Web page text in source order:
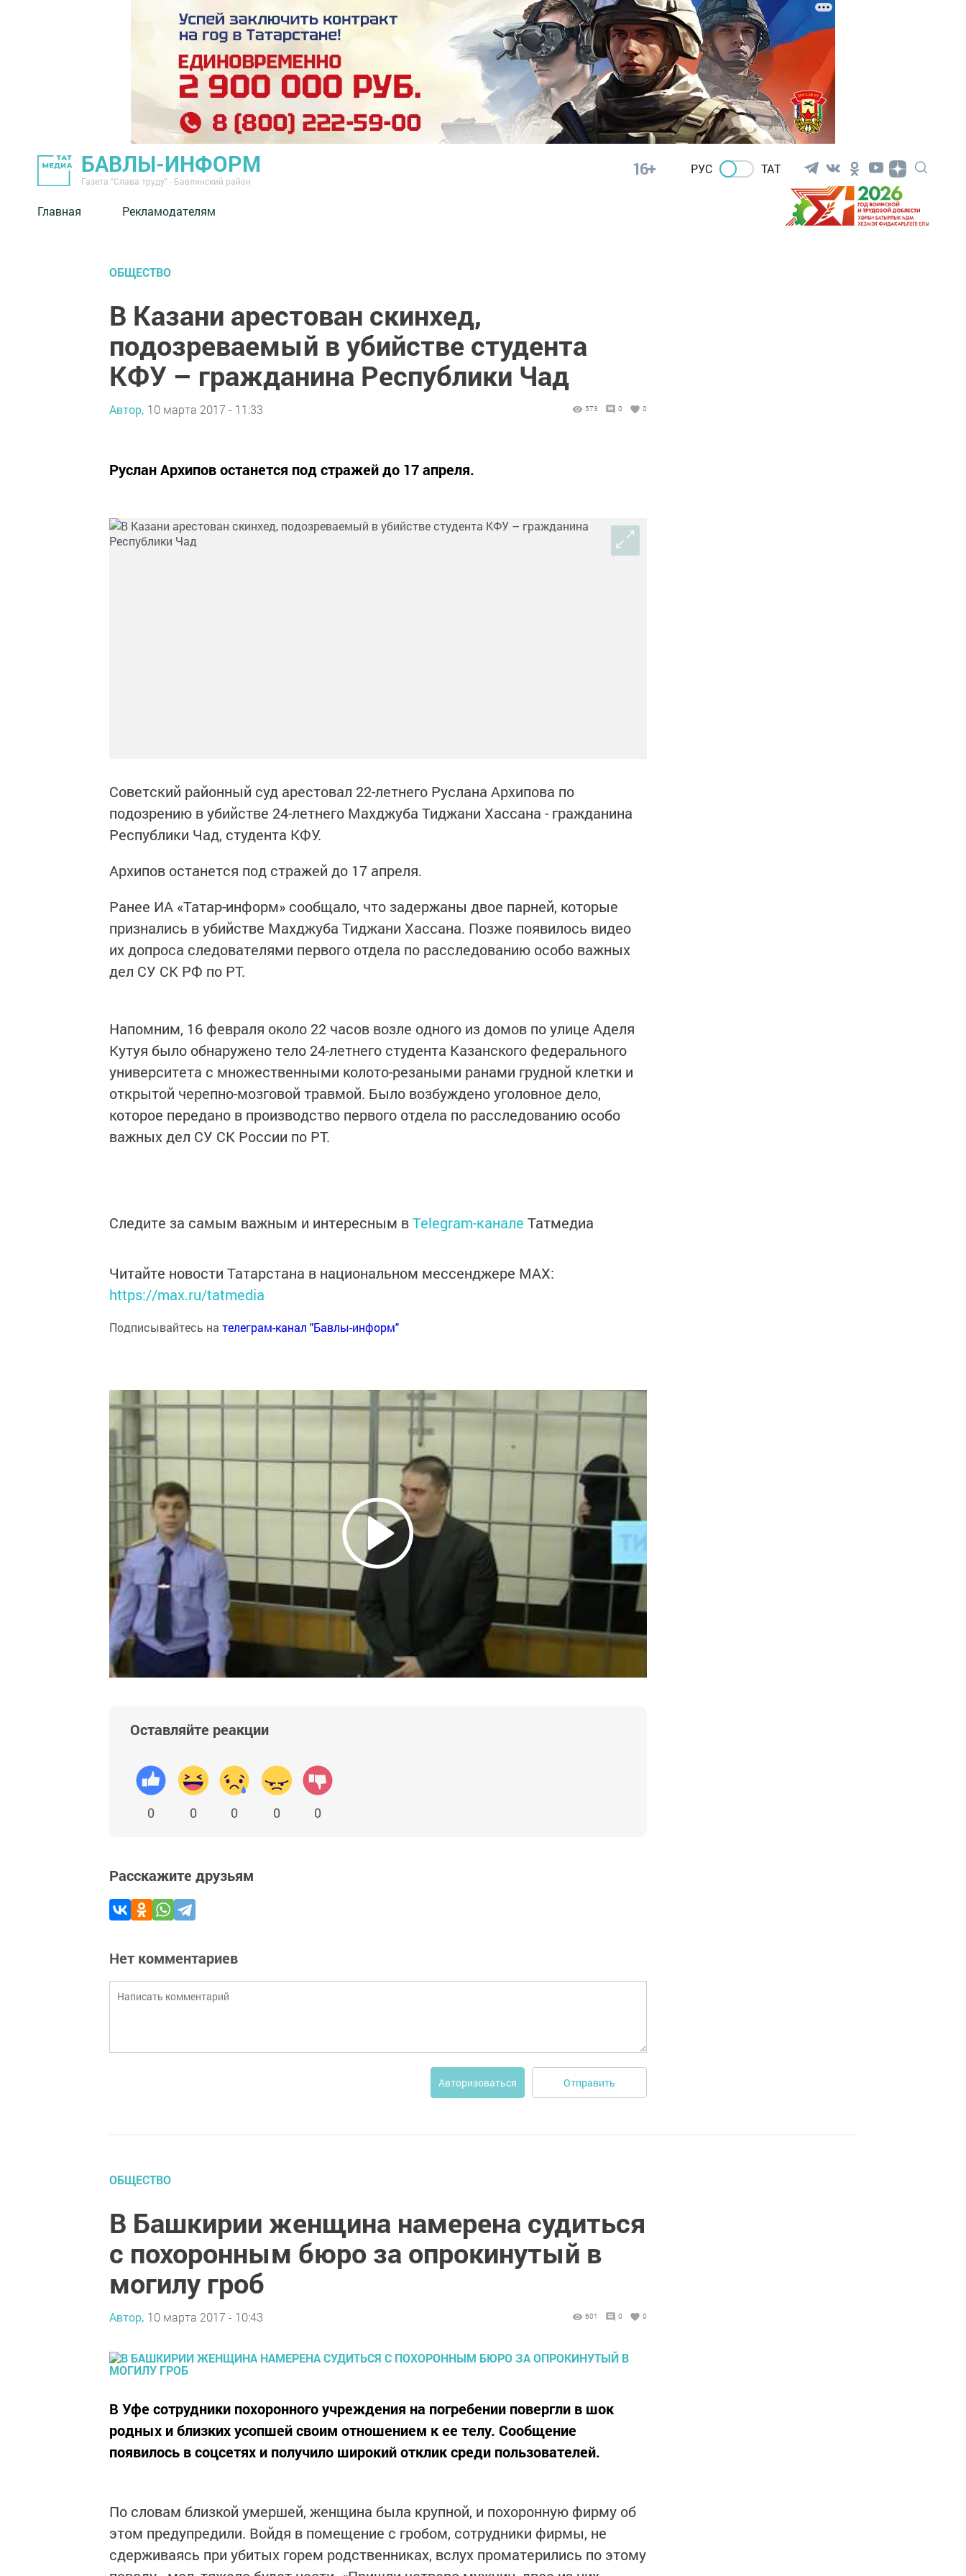
БАВЛЫ-ИНФОРМ
Газета "Слава труду" - Бавлинский район
16+ РУС ТАТ
Главная Рекламодателям
ОБЩЕСТВО
В Казани арестован скинхед,
подозреваемый в убийстве студента
КФУ – гражданина Республики Чад
Автор, 10 марта 2017 - 11:33 573 0 0
Руслан Архипов останется под стражей до 17 апреля.
Советский районный суд арестовал 22-летнего Руслана Архипова по
подозрению в убийстве 24-летнего Махджуба Тиджани Хассана - гражданина
Республики Чад, студента КФУ.
Архипов останется под стражей до 17 апреля.
Ранее ИА «Татар-информ» сообщало, что задержаны двое парней, которые
признались в убийстве Махджуба Тиджани Хассана. Позже появилось видео
их допроса следователями первого отдела по расследованию особо важных
дел СУ СК РФ по РТ.
Напомним, 16 февраля около 22 часов возле одного из домов по улице Аделя
Кутуя было обнаружено тело 24-летнего студента Казанского федерального
университета с множественными колото-резаными ранами грудной клетки и
открытой черепно-мозговой травмой. Было возбуждено уголовное дело,
которое передано в производство первого отдела по расследованию особо
важных дел СУ СК России по РТ.
Следите за самым важным и интересным вTelegram-канале Татмедиа
Читайте новости Татарстана в национальном мессенджере MАХ:
https://max.ru/tatmedia
Подписывайтесь на телеграм-канал "Бавлы-информ"
Оставляйте реакции
0 0 0 0 0
Расскажите друзьям
Нет комментариев
Авторизоваться Отправить
ОБЩЕСТВО
В Башкирии женщина намерена судиться
с похоронным бюро за опрокинутый в
могилу гроб
Автор, 10 марта 2017 - 10:43 601 0 0
В Уфе сотрудники похоронного учреждения на погребении повергли в шок
родных и близких усопшей своим отношением к ее телу. Сообщение
появилось в соцсетях и получило широкий отклик среди пользователей.
По словам близкой умершей, женщина была крупной, и похоронную фирму об
этом предупредили. Войдя в помещение с гробом, сотрудники фирмы, не
сдерживаясь при убитых горем родственниках, вслух проматерились по этому